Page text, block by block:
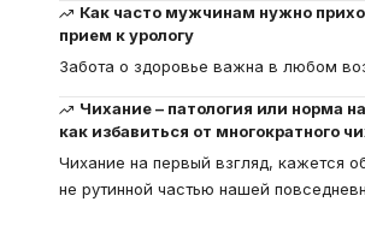
Как часто мужчинам нужно
прием к урологу
Забота о здоровье важна в любом
Чихание – патология или норма
как избавиться от многократного
Чихание на первый взгляд, кажется
не рутинной частью нашей